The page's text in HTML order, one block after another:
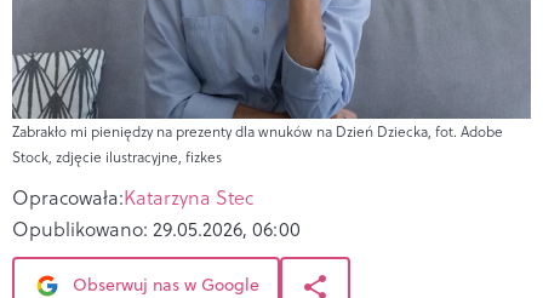
Zabrakło mi pieniędzy na prezenty dla wnuków na Dzień Dziecka, fot. Adobe
Stock, zdjęcie ilustracyjne, fizkes
Opracowała:Katarzyna Stec
Opublikowano: 29.05.2026, 06:00
Obserwuj nas w Google